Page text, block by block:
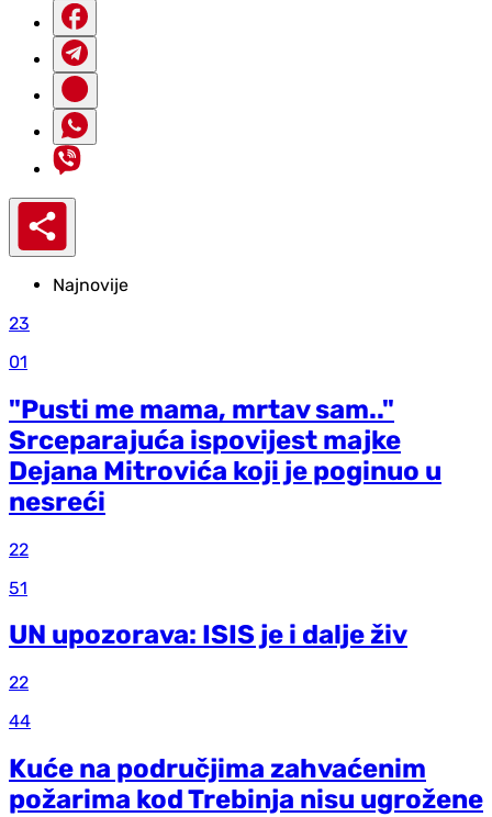
Najnovije
23
01
"Pusti me mama, mrtav sam.."
Srceparajuća ispovijest majke
Dejana Mitrovića koji je poginuo u
nesreći
22
51
UN upozorava: ISIS je i dalje živ
22
44
Kuće na područjima zahvaćenim
požarima kod Trebinja nisu ugrožene